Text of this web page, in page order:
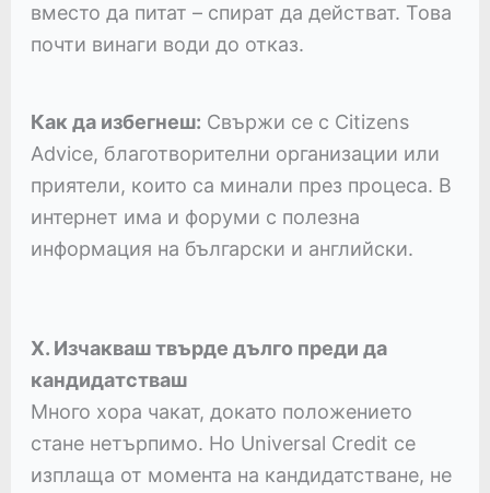
вместо да питат – спират да действат. Това
почти винаги води до отказ.
Как да избегнеш: Свържи се с Citizens
Advice, благотворителни организации или
приятели, които са минали през процеса. В
интернет има и форуми с полезна
информация на български и английски.
X. Изчакваш твърде дълго преди да
кандидатстваш
Много хора чакат, докато положението
стане нетърпимо. Но Universal Credit се
изплаща от момента на кандидатстване, не